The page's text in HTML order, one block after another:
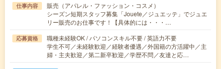
仕事内容
販売（アパレル・ファッション・コスメ）
シーズン短期スタッフ募集「Jouete／ジュエッテ」でジュエ
リー販売のお仕事です！【具体的には・・・…
応募資格
職種未経験OK / パソコンスキル不要 / 英語力不要
学生不可／未経験歓迎／経験者優遇／外国籍の方活躍中／主
婦・主夫歓迎／第二新卒歓迎／学歴不問／友達と応…